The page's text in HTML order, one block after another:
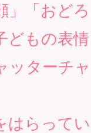
」「おどろ
どもの表情
ッターチャ
はらってい